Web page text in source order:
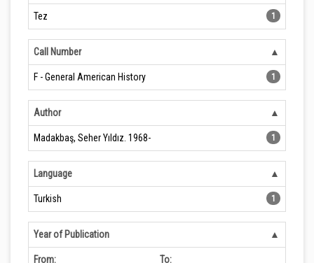
Tez 1
Call Number
F - General American History 1
Author
Madakbaş, Seher Yıldız. 1968- 1
Language
Turkish 1
Year of Publication
From: To: